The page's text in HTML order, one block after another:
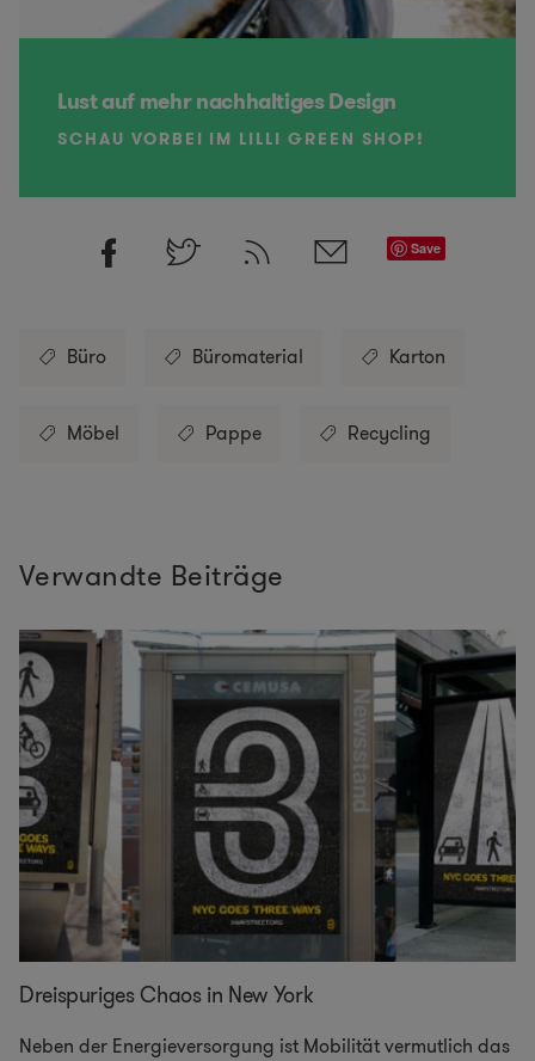
Lust auf mehr nachhaltiges Design
SCHAU VORBEI IM LILLI GREEN SHOP!
Save
Büro Büromaterial Karton
Möbel Pappe Recycling
Verwandte Beiträge
Dreispuriges Chaos in New York
Neben der Energieversorgung ist Mobilität vermutlich das